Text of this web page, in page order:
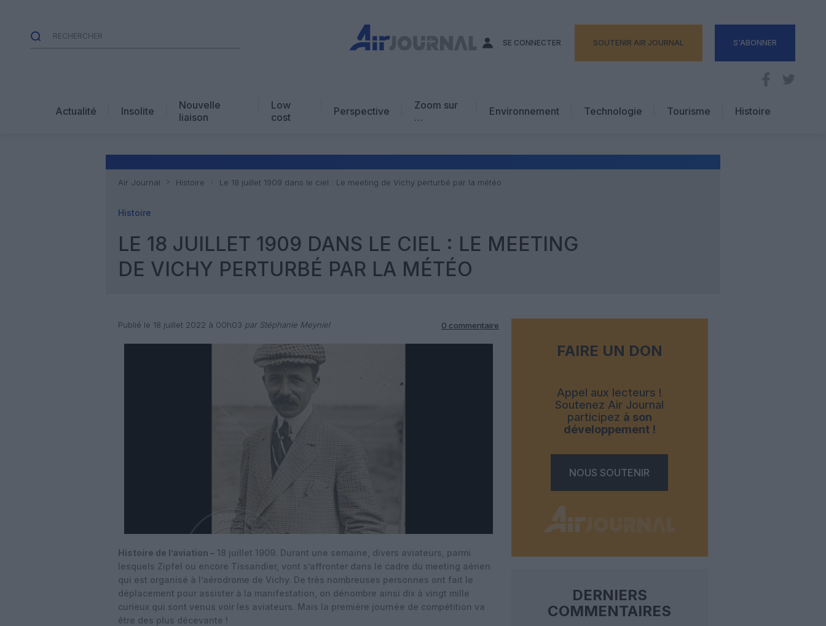
SE CONNECTER SOUTENIR AIR JOURNAL S'ABONNER
Actualité Insolite
Nouvelle
liaison
Low
cost
Perspective
Zoom sur
…
Avis d’expert
Environnement Technologie
Tourisme
Hôtellerie
Histoire
Air Journal Histoire Le 18 juillet 1909 dans le ciel : Le meeting de Vichy perturbé par la météo
Histoire
LE 18 JUILLET 1909 DANS LE CIEL : LE MEETING
DE VICHY PERTURBÉ PAR LA MÉTÉO
Publié le 18 juillet 2022 à 00h03 par Stéphanie Meyniel 0 commentaire
Histoire de l’aviation – 18 juillet 1909. Durant une semaine, divers aviateurs, parmi
lesquels Zipfel ou encore Tissandier, vont s’affronter dans le cadre du meeting aérien
qui est organisé à l’aérodrome de Vichy. De très nombreuses personnes ont fait le
déplacement pour assister à la manifestation, on dénombre ainsi dix à vingt mille
curieux qui sont venus voir les aviateurs. Mais la première journée de compétition va
être des plus décevante !
FAIRE UN DON
Appel aux lecteurs !
Soutenez Air Journal
participez à son
développement !
NOUS SOUTENIR
DERNIERS
COMMENTAIRES